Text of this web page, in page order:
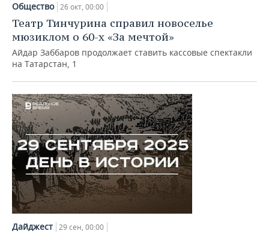
Общество 26 окт, 00:00
Театр Тинчурина справил новоселье
мюзиклом о 60-х «За мечтой»
Айдар Заббаров продолжает ставить кассовые спектакли
на Татарстан, 1
Дайджест 29 сен, 00:00